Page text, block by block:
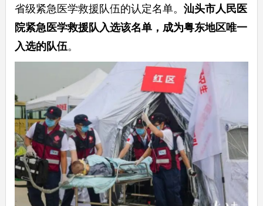
省级紧急医学救援队伍的认定名单。 汕头市人民医
院紧急医学救援队入选该名单，成为粤东地区唯一
入选的队伍。